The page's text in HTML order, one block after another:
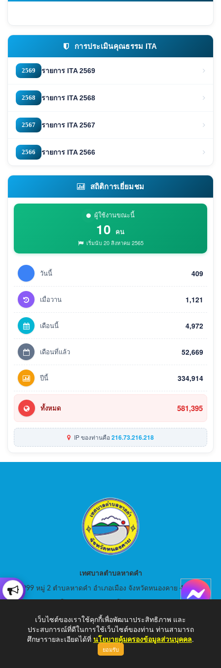
การประเมินคุณธรรม ITA
2569 รายการ ITA 2569
2568 รายการ ITA 2568
2567 รายการ ITA 2567
2566 รายการ ITA 2566
สถิติการเยี่ยมชม
ผู้ใช้งานขณะนี้
10 คน
เริ่มนับ 20 สิงหาคม 2565
วันนี้ 409
เมื่อวาน 1,121
เดือนนี้ 4,972
เดือนที่แล้ว 52,669
ปีนี้ 334,914
ทั้งหมด 581,395
IP ของท่านคือ216.73.216.218
เทศบาลตำบลหาดคำ
999 หมู่ 2 ตำบลหาดคำ อำเภอเมือง จังหวัดหนองคาย 43000
E-Mail: saraban_05430105@dla.go.th
เว็บไซต์ของเราใช้คุกกี้เพื่อพัฒนาประสิทธิภาพ และ
ประสบการณ์ที่ดีในการใช้เว็บไซต์ของท่าน ท่านสามารถ
ศึกษารายละเอียดได้ที่ นโยบายคุ้มครองข้อมูลส่วนบุคคล.
ยอมรับ